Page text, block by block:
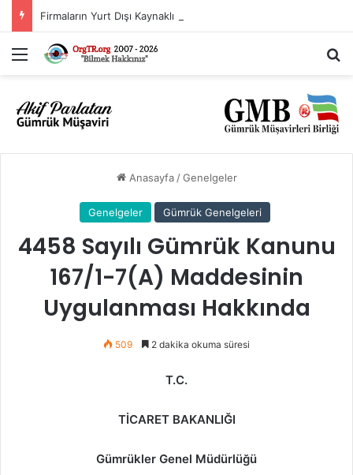
Menü
Anasayfa / Genelgeler
Genelgeler Gümrük Genelgeleri
4458 Sayılı Gümrük Kanunu
167/1-7(A) Maddesinin
Uygulanması Hakkında
509 2 dakika okuma süresi
T.C.
TİCARET BAKANLIĞI
Gümrükler Genel Müdürlüğü